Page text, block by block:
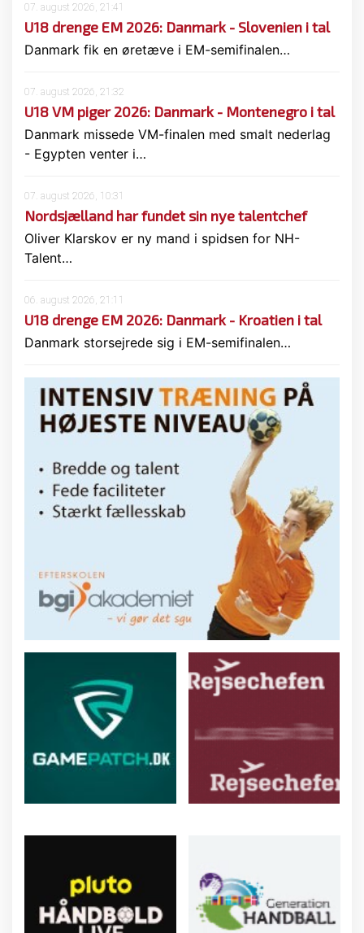
07. august 2026, 21:41
U18 drenge EM 2026: Danmark - Slovenien i tal
Danmark fik en øretæve i EM-semifinalen…
07. august 2026, 21:32
U18 VM piger 2026: Danmark - Montenegro i tal
Danmark missede VM-finalen med smalt nederlag
- Egypten venter i…
07. august 2026, 10:31
Nordsjælland har fundet sin nye talentchef
Oliver Klarskov er ny mand i spidsen for NH-
Talent…
06. august 2026, 21:11
U18 drenge EM 2026: Danmark - Kroatien i tal
Danmark storsejrede sig i EM-semifinalen…